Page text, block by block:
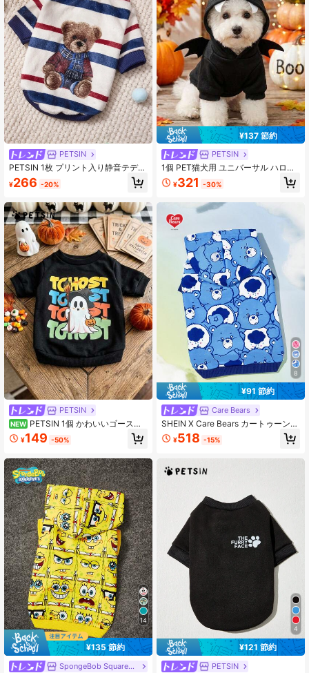
PETSIN
PETSIN 1枚 プリント入り静音テディ
ベア フランネルスウェットシャツ、
秋冬の愛ペットに暖かい、ブルー、
¥266 -20%
PETSIN
NEW PETSIN 1個 かわいいゴースト
ほうき かぼちゃ カラフル文字プリン
ト PET用 ハロウィン ブラック ソフ
服
¥149 -50%
14
¥135 節約
SpongeBob SquarePants
¥137 節約
PETSIN
1個 PET猫犬用 ユニバーサル ハロウ
ィン コウモリ コスプレ かわいい漫
画風ウィング装飾 犬用フード付きス
¥321 -30%
8
¥91 節約
Care Bears
SHEIN X Care Bears カートゥーンベ
ア柄 ペット用パーカー、オールシー
ズン対応 犬用スウェットシャツ パー
用、XXS-XXXXXLサイズ展開
¥518 -15%
4
¥121 節約
PETSIN